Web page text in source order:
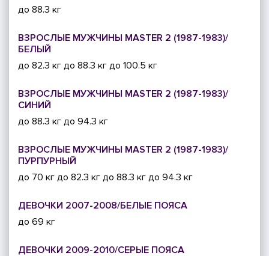
до 88.3 кг
ВЗРОСЛЫЕ МУЖЧИНЫ MASTER 2 (1987-1983)/
БЕЛЫЙ
до 82.3 кг до 88.3 кг до 100.5 кг
ВЗРОСЛЫЕ МУЖЧИНЫ MASTER 2 (1987-1983)/
СИНИЙ
до 88.3 кг до 94.3 кг
ВЗРОСЛЫЕ МУЖЧИНЫ MASTER 2 (1987-1983)/
ПУРПУРНЫЙ
до 70 кг до 82.3 кг до 88.3 кг до 94.3 кг
ДЕВОЧКИ 2007-2008/БЕЛЫЕ ПОЯСА
до 69 кг
ДЕВОЧКИ 2009-2010/СЕРЫЕ ПОЯСА